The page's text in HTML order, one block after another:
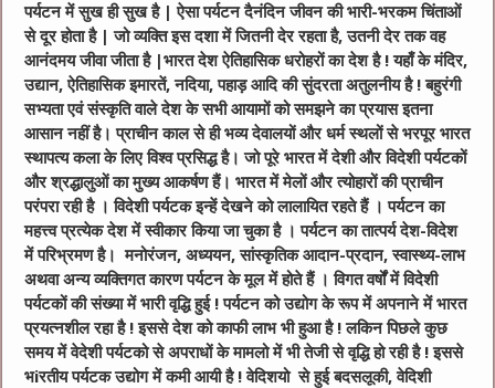
पर्यटन में सुख ही सुख है | ऐसा पर्यटन दैनंदिन जीवन की भारी-भरकम चिंताओं
से दूर होता है | जो व्यक्ति इस दशा में जितनी देर रहता है, उतनी देर तक वह
आनंदमय जीवा जीता है |भारत देश ऐतिहासिक धरोहरों का देश है ! यहाँ के मंदिर,
उद्यान, ऐतिहासिक इमारतें, नदिया, पहाड़ आदि की सुंदरता अतुलनीय है ! बहुरंगी
सभ्यता एवं संस्कृति वाले देश के सभी आयामों को समझने का प्रयास इतना
आसान नहीं है। प्राचीन काल से ही भव्य देवालयों और धर्म स्थलों से भरपूर भारत
स्थापत्य कला के लिए विश्व प्रसिद्ध है। जो पूरे भारत में देशी और विदेशी पर्यटकों
और श्रद्धालुओं का मुख्य आकर्षण हैं। भारत में मेलों और त्योहारों की प्राचीन
परंपरा रही है । विदेशी पर्यटक इन्हें देखने को लालायित रहते हैं । पर्यटन का
महत्त्व प्रत्येक देश में स्वीकार किया जा चुका है । पर्यटन का तात्पर्य देश-विदेश
में परिभ्रमण है। मनोरंजन, अध्ययन, सांस्कृतिक आदान-प्रदान, स्वास्थ्य-लाभ
अथवा अन्य व्यक्तिगत कारण पर्यटन के मूल में होते हैं । विगत वर्षों में विदेशी
पर्यटकों की संख्या में भारी वृद्धि हुई ! पर्यटन को उद्योग के रूप में अपनाने में भारत
प्रयत्नशील रहा है ! इससे देश को काफी लाभ भी हुआ है ! लकिन पिछले कुछ
समय में वेदेशी पर्यटको से अपराधों के मामलो में भी तेजी से वृद्धि हो रही है ! इससे
भiरतीय पर्यटक उद्योग में कमी आयी है ! वेदिशयो से हुई बदसलूकी, वेदिशी